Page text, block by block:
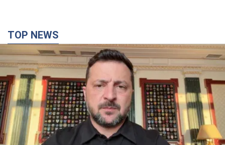
TOP NEWS